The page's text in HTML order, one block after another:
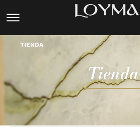
TIENDA
Tienda